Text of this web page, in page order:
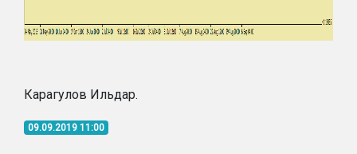
Карагулов Ильдар.
09.09.2019 11:00